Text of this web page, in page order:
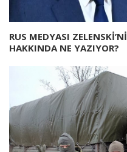
RUS MEDYASI
HAKKINDA NE YAZIYOR?